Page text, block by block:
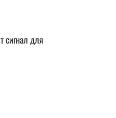
сигнал для